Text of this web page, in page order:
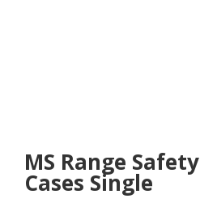
MS Range Safety
Cases Single